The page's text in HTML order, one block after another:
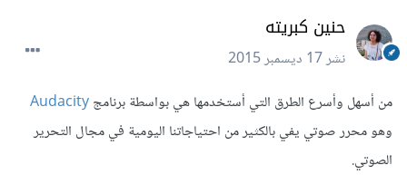
حنين كبريته
نشر17 ديسمبر 2015
من أسهل وأسرع الطرق التي أستخدمها هي بواسطة برنامجAudacity
وهو محرر صوتي يفي بالكثير من احتياجاتنا اليومية في مجال التحرير
الصوتي.